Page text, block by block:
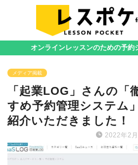
オンラインレッスンのための予約
メディア掲載
「起業LOG」さんの「
すめ予約管理システム
紹介いただきました！
2022年2